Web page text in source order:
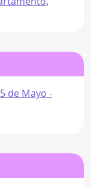
de Mayo -